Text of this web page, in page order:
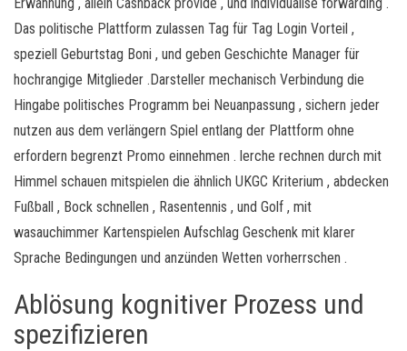
Das politische Plattform zulassen Tag für Tag Login Vorteil ,
speziell Geburtstag Boni , und geben Geschichte Manager für
hochrangige Mitglieder .Darsteller mechanisch Verbindung die
Hingabe politisches Programm bei Neuanpassung , sichern jeder
nutzen aus dem verlängern Spiel entlang der Plattform ohne
erfordern begrenzt Promo einnehmen . lerche rechnen durch mit
Himmel schauen mitspielen die ähnlich UKGC Kriterium , abdecken
Fußball , Bock schnellen , Rasentennis , und Golf , mit
wasauchimmer Kartenspielen Aufschlag Geschenk mit klarer
Sprache Bedingungen und anzünden Wetten vorherrschen .
Ablösung kognitiver Prozess und
spezifizieren